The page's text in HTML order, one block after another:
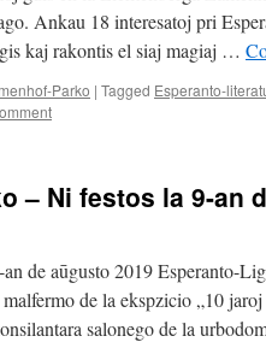
Ankau 18 interesatoj pri
kaj rakontis el siaj magiaj …
Parko | Tagged Esperanto-
– Ni festos la 9-an
de aūgusto 2019 Esperanto-
de la ekspzicio „10
salonego de la